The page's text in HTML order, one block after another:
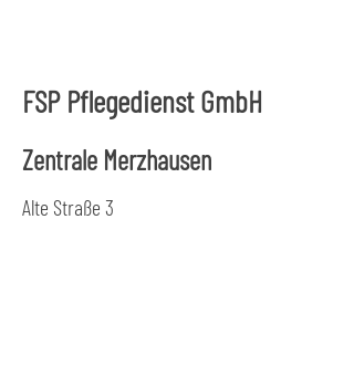
FSP Pflegedienst GmbH
Zentrale Merzhausen
Alte Straße 3